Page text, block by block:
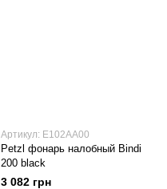
Артикул: E102AA00
Petzl фонарь налобный Bindi
200 black
3 082 грн